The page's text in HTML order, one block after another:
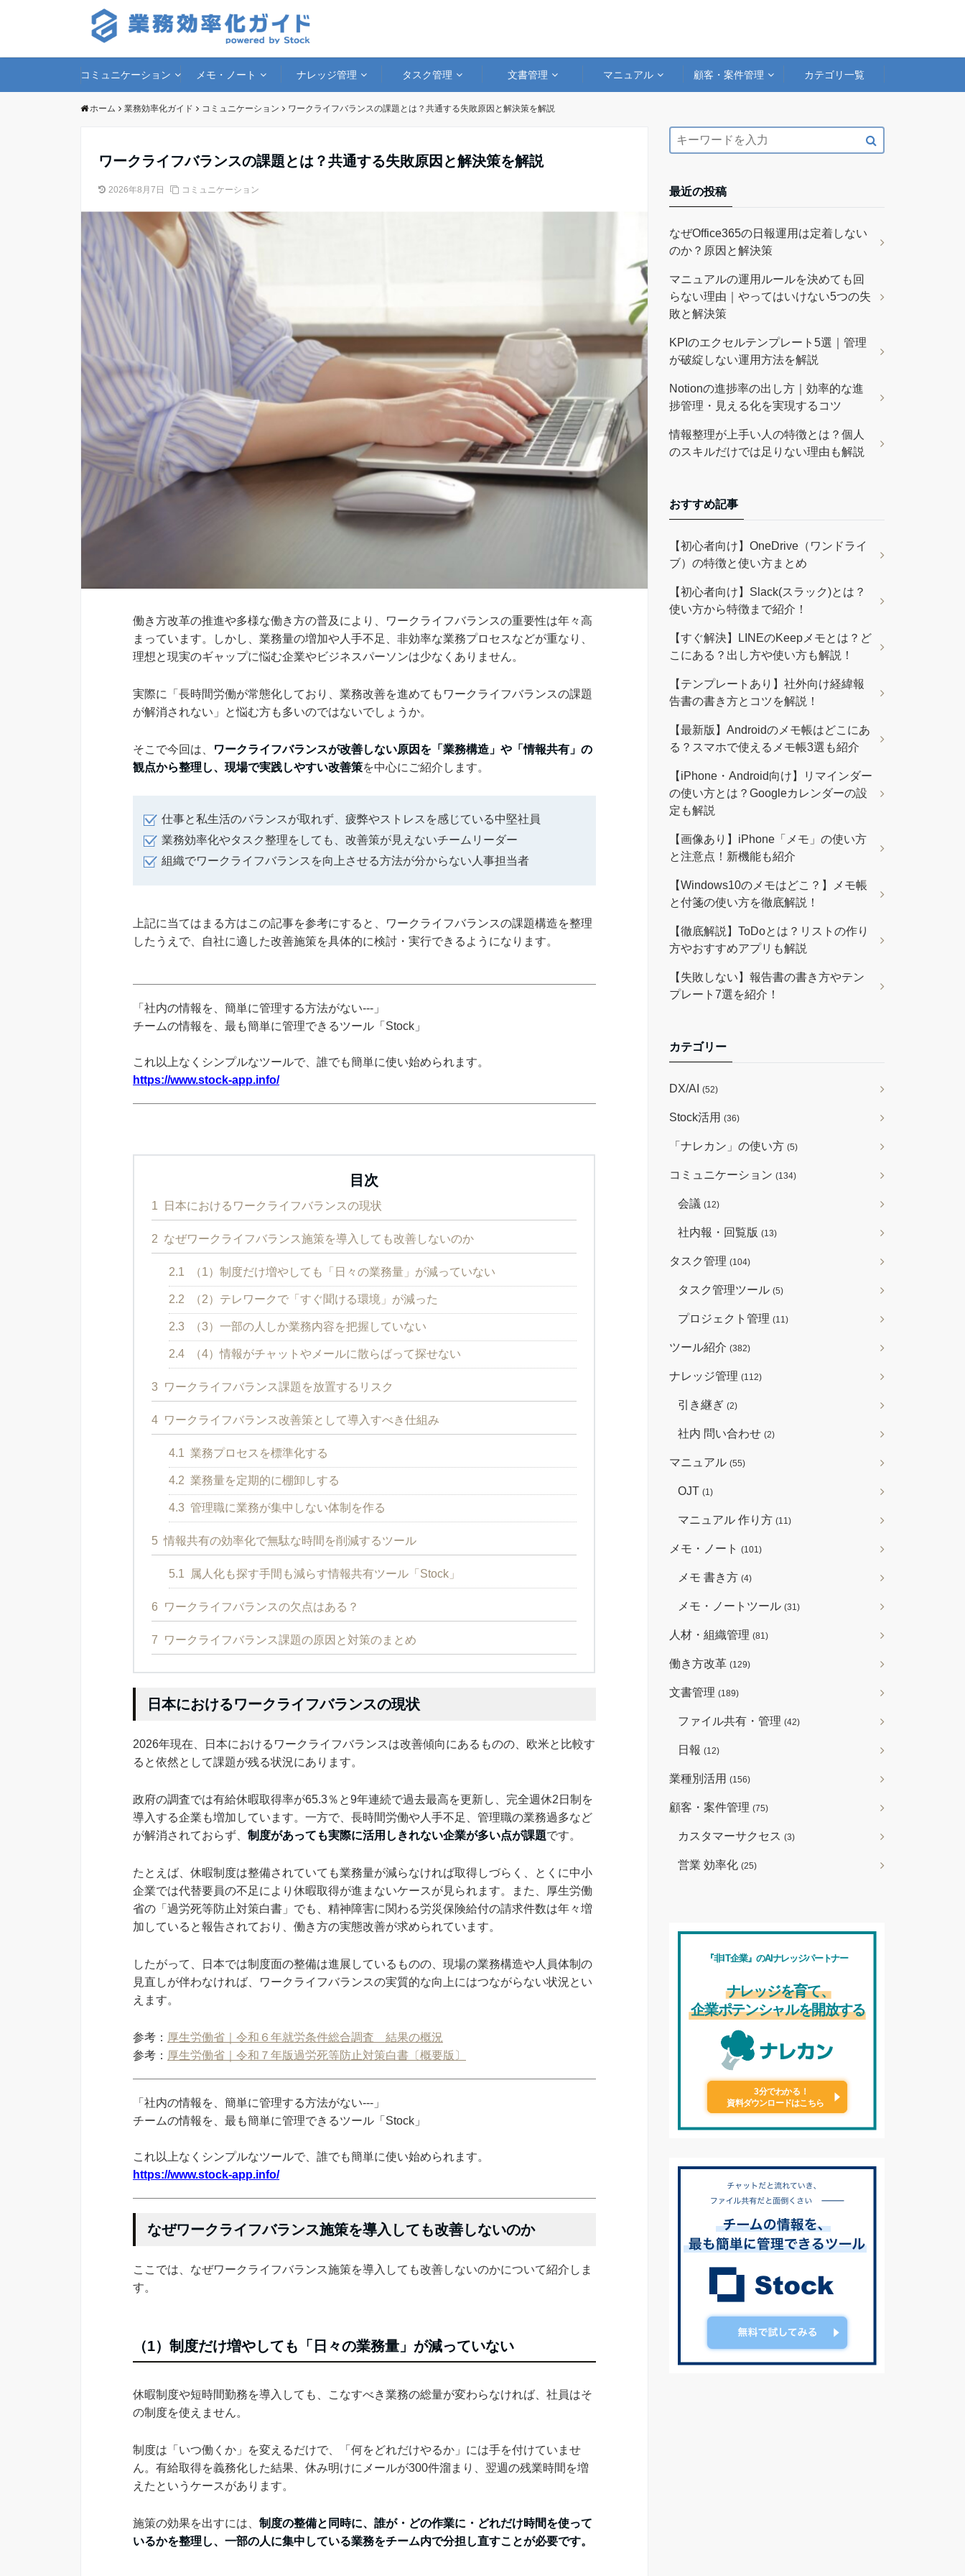
コミュニケーション メモ・ノート ナレッジ管理 タスク管理 文書管理 マニュアル 顧客・案件管理 カテゴリ一覧
ホーム 業務効率化ガイド コミュニケーション ワークライフバランスの課題とは？共通する失敗原因と解決策を解説
ワークライフバランスの課題とは？共通する失敗原因と解決策を解説
2026年8月7日 コミュニケーション
働き方改革の推進や多様な働き方の普及により、ワークライフバランスの重要性は年々高
まっています。しかし、業務量の増加や人手不足、非効率な業務プロセスなどが重なり、
理想と現実のギャップに悩む企業やビジネスパーソンは少なくありません。
実際に「長時間労働が常態化しており、業務改善を進めてもワークライフバランスの課題
が解消されない」と悩む方も多いのではないでしょうか。
そこで今回は、
ワークライフバランスが改善しない原因を「業務構造」や「情報共有」の
観点から整理し、現場で実践しやすい改善策を中心にご紹介します。
仕事と私生活のバランスが取れず、疲弊やストレスを感じている中堅社員
業務効率化やタスク整理をしても、改善策が見えないチームリーダー
組織でワークライフバランスを向上させる方法が分からない人事担当者
上記に当てはまる方はこの記事を参考にすると、ワークライフバランスの課題構造を整理
したうえで、自社に適した改善施策を具体的に検討・実行できるようになります。
「社内の情報を、簡単に管理する方法がない---」
チームの情報を、最も簡単に管理できるツール「Stock」
これ以上なくシンプルなツールで、誰でも簡単に使い始められます。
https://www.stock-app.info/
目次
1 日本におけるワークライフバランスの現状
2 なぜワークライフバランス施策を導入しても改善しないのか
2.1 （1）制度だけ増やしても「日々の業務量」が減っていない
2.2 （2）テレワークで「すぐ聞ける環境」が減った
2.3 （3）一部の人しか業務内容を把握していない
2.4 （4）情報がチャットやメールに散らばって探せない
3 ワークライフバランス課題を放置するリスク
4 ワークライフバランス改善策として導入すべき仕組み
4.1 業務プロセスを標準化する
4.2 業務量を定期的に棚卸しする
4.3 管理職に業務が集中しない体制を作る
5 情報共有の効率化で無駄な時間を削減するツール
5.1 属人化も探す手間も減らす情報共有ツール「Stock」
6 ワークライフバランスの欠点はある？
7 ワークライフバランス課題の原因と対策のまとめ
日本におけるワークライフバランスの現状
2026年現在、日本におけるワークライフバランスは改善傾向にあるものの、欧米と比較す
ると依然として課題が残る状況にあります。
政府の調査では有給休暇取得率が65.3％と9年連続で過去最高を更新し、完全週休2日制を
導入する企業も増加しています。一方で、長時間労働や人手不足、管理職の業務過多など
が解消されておらず、 制度があっても実際に活用しきれない企業が多い点が課題です。
たとえば、休暇制度は整備されていても業務量が減らなければ取得しづらく、とくに中小
企業では代替要員の不足により休暇取得が進まないケースが見られます。また、厚生労働
省の「過労死等防止対策白書」でも、精神障害に関わる労災保険給付の請求件数は年々増
加していると報告されており、働き方の実態改善が求められています。
したがって、日本では制度面の整備は進展しているものの、現場の業務構造や人員体制の
見直しが伴わなければ、ワークライフバランスの実質的な向上にはつながらない状況とい
えます。
参考： 厚生労働省｜令和６年就労条件総合調査 結果の概況
参考： 厚生労働省｜令和７年版過労死等防止対策白書〔概要版〕
「社内の情報を、簡単に管理する方法がない---」
チームの情報を、最も簡単に管理できるツール「Stock」
これ以上なくシンプルなツールで、誰でも簡単に使い始められます。
https://www.stock-app.info/
なぜワークライフバランス施策を導入しても改善しないのか
ここでは、なぜワークライフバランス施策を導入しても改善しないのかについて紹介しま
す。
（1）制度だけ増やしても「日々の業務量」が減っていない
休暇制度や短時間勤務を導入しても、こなすべき業務の総量が変わらなければ、社員はそ
の制度を使えません。
制度は「いつ働くか」を変えるだけで、「何をどれだけやるか」には手を付けていませ
ん。有給取得を義務化した結果、休み明けにメールが300件溜まり、翌週の残業時間を増
えたというケースがあります。
施策の効果を出すには、 制度の整備と同時に、誰が・どの作業に・どれだけ時間を使って
いるかを整理し、一部の人に集中している業務をチーム内で分担し直すことが必要です。
最近の投稿
なぜOffice365の日報運用は定着しない
のか？原因と解決策
マニュアルの運用ルールを決めても回
らない理由｜やってはいけない5つの失
敗と解決策
KPIのエクセルテンプレート5選｜管理
が破綻しない運用方法を解説
Notionの進捗率の出し方｜効率的な進
捗管理・見える化を実現するコツ
情報整理が上手い人の特徴とは？個人
のスキルだけでは足りない理由も解説
おすすめ記事
【初心者向け】OneDrive（ワンドライ
ブ）の特徴と使い方まとめ
【初心者向け】Slack(スラック)とは？
使い方から特徴まで紹介！
【すぐ解決】LINEのKeepメモとは？ど
こにある？出し方や使い方も解説！
【テンプレートあり】社外向け経緯報
告書の書き方とコツを解説！
【最新版】Androidのメモ帳はどこにあ
る？スマホで使えるメモ帳3選も紹介
【iPhone・Android向け】リマインダー
の使い方とは？Googleカレンダーの設
定も解説
【画像あり】iPhone「メモ」の使い方
と注意点！新機能も紹介
【Windows10のメモはどこ？】メモ帳
と付箋の使い方を徹底解説！
【徹底解説】ToDoとは？リストの作り
方やおすすめアプリも解説
【失敗しない】報告書の書き方やテン
プレート7選を紹介！
カテゴリー
DX/AI (52)
Stock活用 (36)
「ナレカン」の使い方 (5)
コミュニケーション (134)
会議 (12)
社内報・回覧版 (13)
タスク管理 (104)
タスク管理ツール (5)
プロジェクト管理 (11)
ツール紹介 (382)
ナレッジ管理 (112)
引き継ぎ (2)
社内 問い合わせ (2)
マニュアル (55)
OJT (1)
マニュアル 作り方 (11)
メモ・ノート (101)
メモ 書き方 (4)
メモ・ノートツール (31)
人材・組織管理 (81)
働き方改革 (129)
文書管理 (189)
ファイル共有・管理 (42)
日報 (12)
業種別活用 (156)
顧客・案件管理 (75)
カスタマーサクセス (3)
営業 効率化 (25)